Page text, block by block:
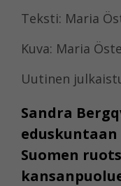
Teksti: Maria
Kuva: Maria
Uutinen
Sandra
eduskuntaan
Suomen